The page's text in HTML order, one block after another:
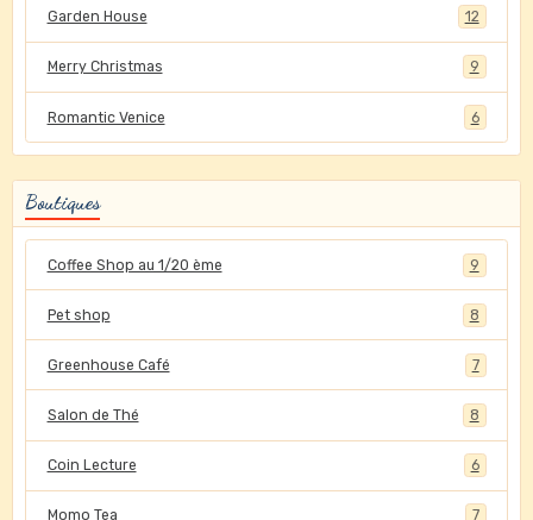
Garden House 12
Merry Christmas 9
Romantic Venice 6
Boutiques
Coffee Shop au 1/20 ème 9
Pet shop 8
Greenhouse Café 7
Salon de Thé 8
Coin Lecture 6
Momo Tea 7